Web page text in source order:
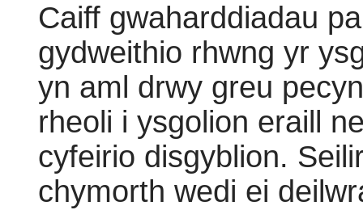
Caiff gwaharddiadau
gydweithio rhwng yr
yn aml drwy greu
rheoli i ysgolion eraill
cyfeirio disgyblion.
chymorth wedi ei